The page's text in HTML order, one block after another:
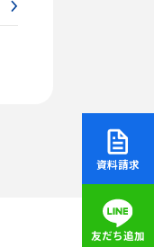
資料請求
友だち追加